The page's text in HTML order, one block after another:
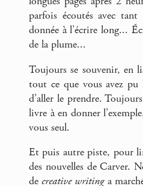
parfois écoutés avec tant
donnée à l’écrire long...
de la plume...
Toujours se souvenir, en
tout ce que vous avez
d’aller le prendre.
livre à en donner
vous seul.
Et puis autre piste, pour
des nouvelles de Carver.
decreative writinga